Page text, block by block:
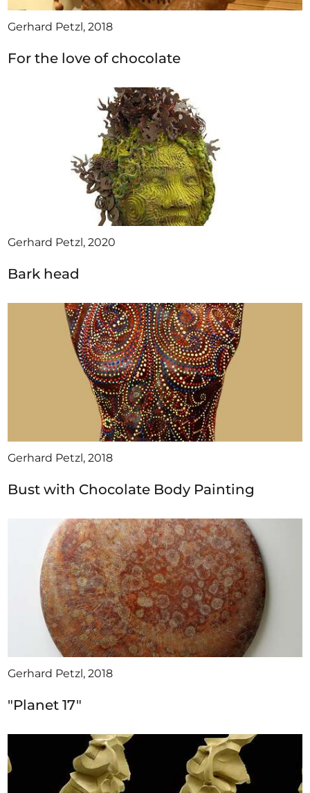
Gerhard Petzl, 2018
For the love of chocolate
Gerhard Petzl, 2020
Bark head
Gerhard Petzl, 2018
Bust with Chocolate Body Painting
Gerhard Petzl, 2018
"Planet 17"